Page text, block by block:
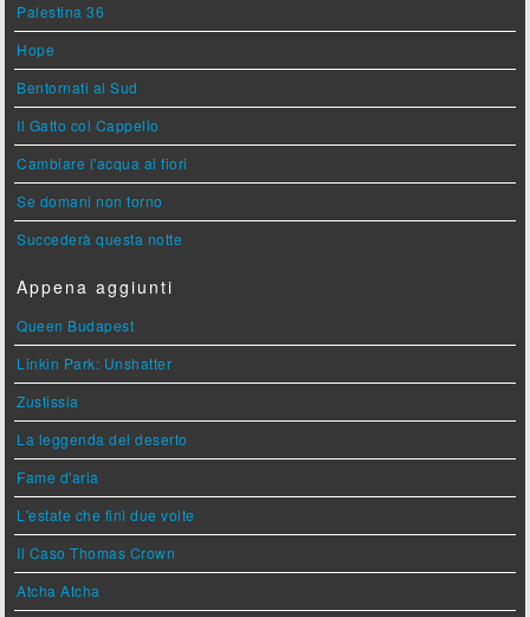
Palestina 36
Hope
Bentornati al Sud
Il Gatto col Cappello
Cambiare l'acqua ai fiori
Se domani non torno
Succederà questa notte
Appena aggiunti
Queen Budapest
Linkin Park: Unshatter
Zustissia
La leggenda del deserto
Fame d'aria
L'estate che finì due volte
Il Caso Thomas Crown
Atcha Atcha